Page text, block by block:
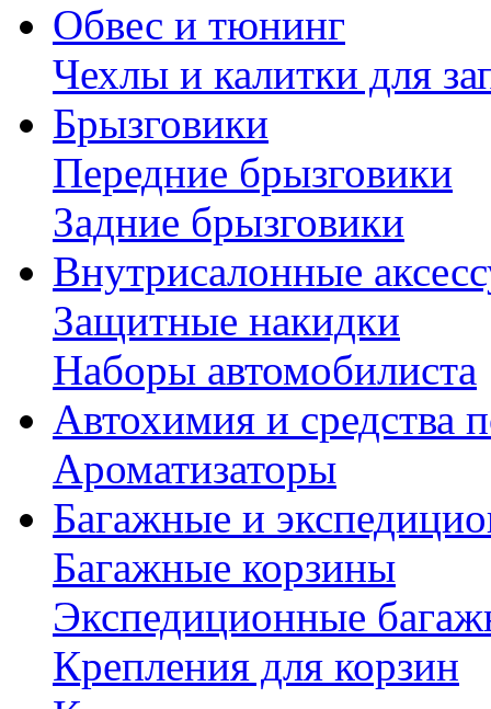
Обвес и тюнинг
Чехлы и калитки для
Брызговики
Передние брызговики
Задние брызговики
Внутрисалонные
Защитные накидки
Наборы автомобилиста
Автохимия и средства
Ароматизаторы
Багажные и
Багажные корзины
Экспедиционные
Крепления для корзин